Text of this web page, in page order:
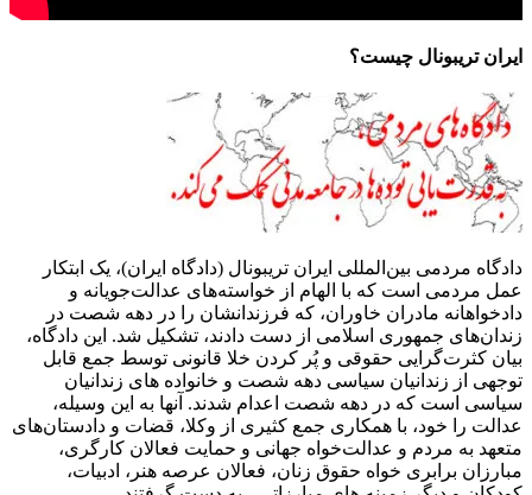
ایران تریبونال چیست؟
دادگاه مردمی بین‌المللی ایران تریبونال (دادگاه ایران)، یک ابتکار
عمل مردمی است که با الهام از خواسته‌های عدالت‌جویانه و
دادخواهانه مادران خاوران، که فرزندانشان را در دهه شصت در
زندان‌های جمهوری اسلامی از دست دادند، تشکیل شد. این دادگاه،
بیان کثرت‌گرایی حقوقی و پُر کردن خلا قانونی توسط جمع قابل
توجهی از زندانیان سیاسی دهه شصت و خانواده های زندانیان
سیاسی است که در دهه شصت اعدام شدند. آنها به این وسیله،
عدالت را خود، با همکاری جمع کثیری از وکلا، قضات و دادستان‌های
متعهد به مردم و عدالت‌خواه جهانی و حمایت فعالان کارگری،
مبارزان برابری خواه حقوق زنان، فعالان عرصه هنر، ادبیات،